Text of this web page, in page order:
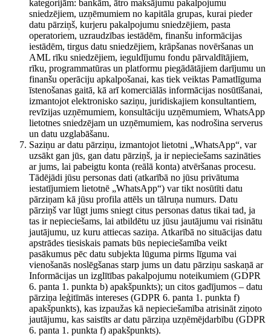
kategorijām: bankām, ātro maksājumu pakalpojumu
sniedzējiem, uzņēmumiem no kapitāla grupas, kurai pieder
datu pārziņš, kurjeru pakalpojumu sniedzējiem, pasta
operatoriem, uzraudzības iestādēm, finanšu informācijas
iestādēm, tirgus datu sniedzējiem, krāpšanas novēršanas un
AML rīku sniedzējiem, ieguldījumu fondu pārvaldītājiem,
rīku, programmatūras un platformu piegādātājiem darījumu un
finanšu operāciju apkalpošanai, kas tiek veiktas Pamatlīguma
īstenošanas gaitā, kā arī komerciālās informācijas nosūtīšanai,
izmantojot elektronisko saziņu, juridiskajiem konsultantiem,
revīzijas uzņēmumiem, konsultāciju uzņēmumiem, WhatsApp
lietotnes sniedzējam un uzņēmumiem, kas nodrošina serverus
un datu uzglabāšanu.
Saziņu ar datu pārziņu, izmantojot lietotni „WhatsApp“, var
uzsākt gan jūs, gan datu pārziņš, ja ir nepieciešams sazināties
ar jums, lai pabeigtu konta (reālā konta) atvēršanas procesu.
Tādējādi jūsu personas dati (atkarībā no jūsu privātuma
iestatījumiem lietotnē „WhatsApp“) var tikt nosūtīti datu
pārziņam kā jūsu profila attēls un tālruņa numurs. Datu
pārziņš var lūgt jums sniegt citus personas datus tikai tad, ja
tas ir nepieciešams, lai atbildētu uz jūsu jautājumu vai risinātu
jautājumu, uz kuru attiecas saziņa. Atkarībā no situācijas datu
apstrādes tiesiskais pamats būs nepieciešamība veikt
pasākumus pēc datu subjekta lūguma pirms līguma vai
vienošanās noslēgšanas starp jums un datu pārziņu saskaņā ar
Informācijas un izglītības pakalpojumu noteikumiem (GDPR
6. panta 1. punkta b) apakšpunkts); un citos gadījumos – datu
pārziņa leģitīmās intereses (GDPR 6. panta 1. punkta f)
apakšpunkts), kas izpaužas kā nepieciešamība atrisināt ziņoto
jautājumu, kas saistīts ar datu pārziņa uzņēmējdarbību (GDPR
6. panta 1. punkta f) apakšpunkts).